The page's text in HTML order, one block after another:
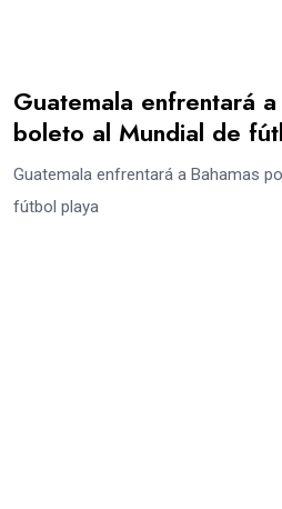
Guatemala enfrentará
boleto al Mundial de
Guatemala enfrentará a Bahamas
fútbol playa